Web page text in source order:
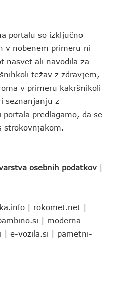
portalu so izključno
v nobenem primeru ni
nasvet ali navodila za
težav z zdravjem,
v primeru kakršnikoli
seznanjanju z
predlagamo, da se
strokovnjakom.
osebnih podatkov |
| rokomet.net |
| moderna-
| e-vozila.si | pametni-